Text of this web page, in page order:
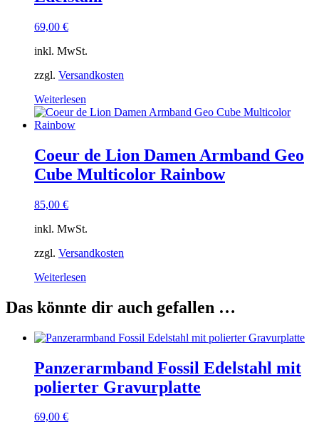
69,00 €
inkl. MwSt.
zzgl. Versandkosten
Weiterlesen
Coeur de Lion Damen Armband Geo
Cube Multicolor Rainbow
85,00 €
inkl. MwSt.
zzgl. Versandkosten
Weiterlesen
Das könnte dir auch gefallen …
Panzerarmband Fossil Edelstahl mit
polierter Gravurplatte
69,00 €